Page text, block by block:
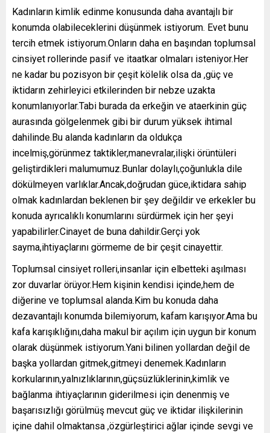
Kadınların kimlik edinme konusunda daha avantajlı bir
konumda olabileceklerini düşünmek istiyorum. Evet bunu
tercih etmek istiyorum.Onların daha en başından toplumsal
cinsiyet rollerinde pasif ve itaatkar olmaları isteniyor.Her
ne kadar bu pozisyon bir çeşit kölelik olsa da ,güç ve
iktidarın zehirleyici etkilerinden bir nebze uzakta
konumlanıyorlar.Tabi burada da erkeğin ve ataerkinin güç
aurasında gölgelenmek gibi bir durum yüksek ihtimal
dahilinde.Bu alanda kadınların da oldukça
incelmiş,görünmez taktikler,manevralar,ilişki örüntüleri
geliştirdikleri malumumuz.Bunlar dolaylı,çoğunlukla dile
dökülmeyen varlıklar.Ancak,doğrudan güce,iktidara sahip
olmak kadınlardan beklenen bir şey değildir ve erkekler bu
konuda ayrıcalıklı konumlarını sürdürmek için her şeyi
yapabilirler.Cinayet de buna dahildir.Gerçi yok
sayma,ihtiyaçlarını görmeme de bir çeşit cinayettir.
Toplumsal cinsiyet rolleri,insanlar için elbetteki aşılması
zor duvarlar örüyor.Hem kişinin kendisi içinde,hem de
diğerine ve toplumsal alanda.Kim bu konuda daha
dezavantajlı konumda bilemiyorum, kafam karışıyor.Ama bu
kafa karışıklığını,daha makul bir açılım için uygun bir konum
olarak düşünmek istiyorum.Yani bilinen yollardan değil de
başka yollardan gitmek,gitmeyi denemek.Kadınların
korkularının,yalnızlıklarının,güçsüzlüklerinin,kimlik ve
bağlanma ihtiyaçlarının giderilmesi için denenmiş ve
başarısızlığı görülmüş mevcut güç ve iktidar ilişkilerinin
içine dahil olmaktansa ,özgürleştirici ağlar içinde sevgi ve